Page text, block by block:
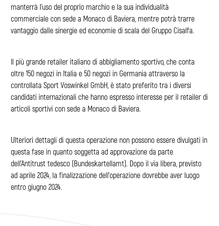
manterrà l’uso del proprio marchio e la sua individualità
commerciale con sede a Monaco di Baviera, mentre potrà trarre
vantaggio dalle sinergie ed economie di scala del Gruppo Cisalfa.
Il più grande retailer italiano di abbigliamento sportivo, che conta
oltre 150 negozi in Italia e 50 negozi in Germania attraverso la
controllata Sport Voswinkel GmbH, è stato preferito tra i diversi
candidati internazionali che hanno espresso interesse per il retailer di
articoli sportivi con sede a Monaco di Baviera.
Ulteriori dettagli di questa operazione non possono essere divulgati in
questa fase in quanto soggetta ad approvazione da parte
dell’Antitrust tedesco (Bundeskartellamt). Dopo il via libera, previsto
ad aprile 2024, la finalizzazione dell’operazione dovrebbe aver luogo
entro giugno 2024.